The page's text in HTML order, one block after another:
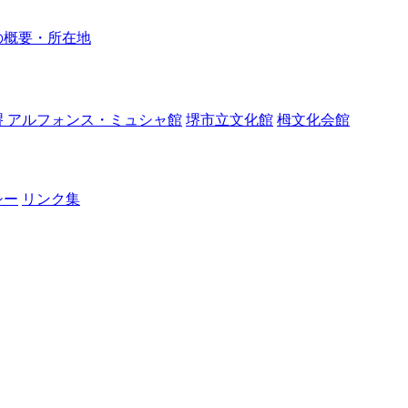
概要・所在地
アルフォンス・ミュシャ館 堺市立文化館 栂文化会館
ー リンク集